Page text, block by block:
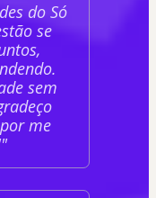
do Só
se
sem
me